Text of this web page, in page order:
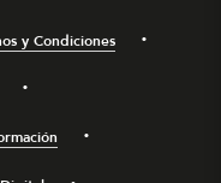
y Condiciones